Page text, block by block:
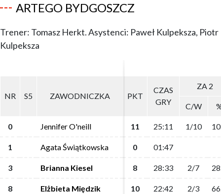
ARTEGO BYDGOSZCZ
Trener: Tomasz Herkt. Asystenci: Paweł Kulpeksza, Piotr
Kulpeksza
NR S5 ZAWODNICZKA PKT
CZAS
GRY
ZA 2
C/W
0 Jennifer O'neill 11 25:11 1/10
1 Agata Świątkowska 0 01:47
3 Brianna Kiesel 8 28:33 2/7
8 Elżbieta Międzik 10 22:42 2/3
NR S5 ZAWODNICZKA PKT
CZAS
GRY
ZA 2
C/W
0 Jennifer O'neill 11 25:11 1/10
1 Agata Świątkowska 0 01:47
3 Brianna Kiesel 8 28:33 2/7
8 Elżbieta Międzik 10 22:42 2/3